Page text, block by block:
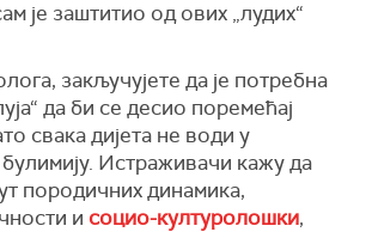
је заштитио од ових „лудих“
закључујете да је потребна
да би се десио поремећај
свака дијета не води у
булимију. Истраживачи кажу да
породичних динамика,
и социо-културолошки,